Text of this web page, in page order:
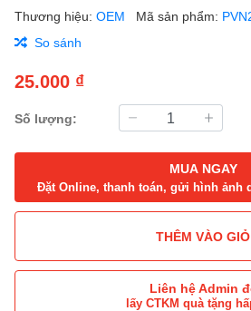
Thương hiệu: OEM Mã sản phẩm:
So sánh
25.000 ₫
Số lượng:
MUA NGAY
Đặt Online, thanh toán, gửi hình ảnh
THÊM VÀO GIỎ
Liên hệ Admin
lấy CTKM quà tặng